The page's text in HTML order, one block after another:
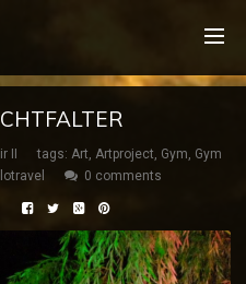
II tags: Art, Artproject, Gym, Gym
0 comments